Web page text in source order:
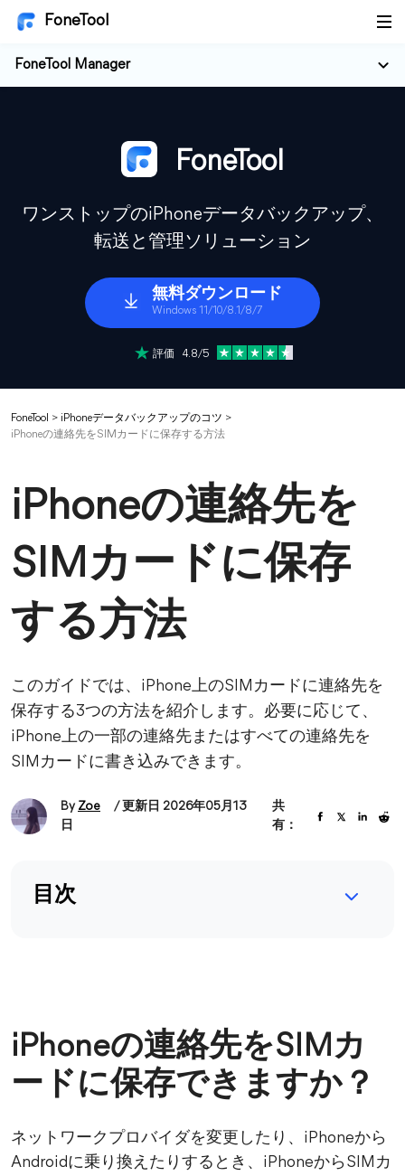
FoneTool
FoneTool Manager
FoneTool
ワンストップのiPhoneデータバックアップ、
転送と管理ソリューション
無料ダウンロード
Windows 11/10/8.1/8/7
評価 4.8/5
FoneTool > iPhoneデータバックアップのコツ >
iPhoneの連絡先をSIMカードに保存する方法
iPhoneの連絡先を
SIMカードに保存
する方法
このガイドでは、iPhone上のSIMカードに連絡先を
保存する3つの方法を紹介します。必要に応じて、
iPhone上の一部の連絡先またはすべての連絡先を
SIMカードに書き込みできます。
By Zoe
/ 更新日 2026年05月13
日
共
有：
目次
iPhoneの連絡先をSIMカ
ードに保存できますか？
ネットワークプロバイダを変更したり、iPhoneから
Androidに乗り換えたりするとき、iPhoneからSIMカ